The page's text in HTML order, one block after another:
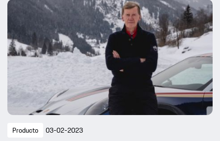
Producto 03-02-2023